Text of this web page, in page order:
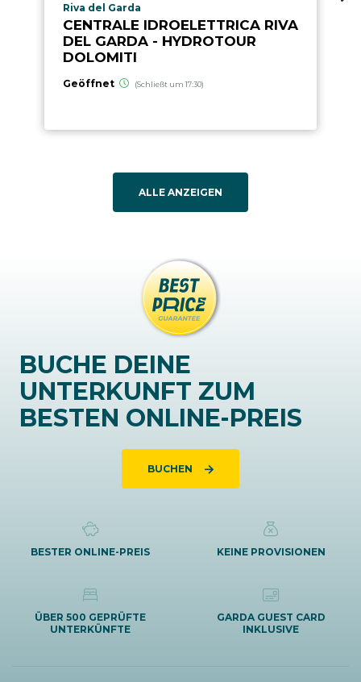
aria.poi_location_prefix
Riva del Garda
CENTRALE IDROELETTRICA RIVA
DEL GARDA - HYDROTOUR
DOLOMITI
Geöffnet (Schließt um 17:30)
ALLE ANZEIGEN
BUCHE DEINE
UNTERKUNFT ZUM
BESTEN ONLINE-PREIS
BUCHEN
BESTER ONLINE-PREIS KEINE PROVISIONEN
ÜBER 500 GEPRÜFTE
UNTERKÜNFTE
GARDA GUEST CARD
INKLUSIVE